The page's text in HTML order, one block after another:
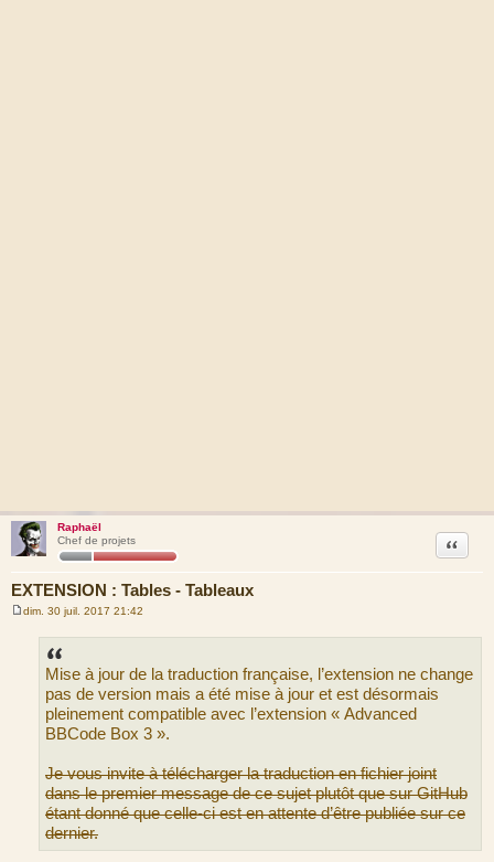
Raphaël
Chef de projets
EXTENSION : Tables - Tableaux
Citation
dim. 30 juil. 2017 21:42
Mise à jour de la traduction française, l’extension ne change
pas de version mais a été mise à jour et est désormais
pleinement compatible avec l’extension « Advanced
BBCode Box 3 ».
Je vous invite à télécharger la traduction en fichier joint
dans le premier message de ce sujet plutôt que sur GitHub
étant donné que celle-ci est en attente d’être publiée sur ce
dernier.